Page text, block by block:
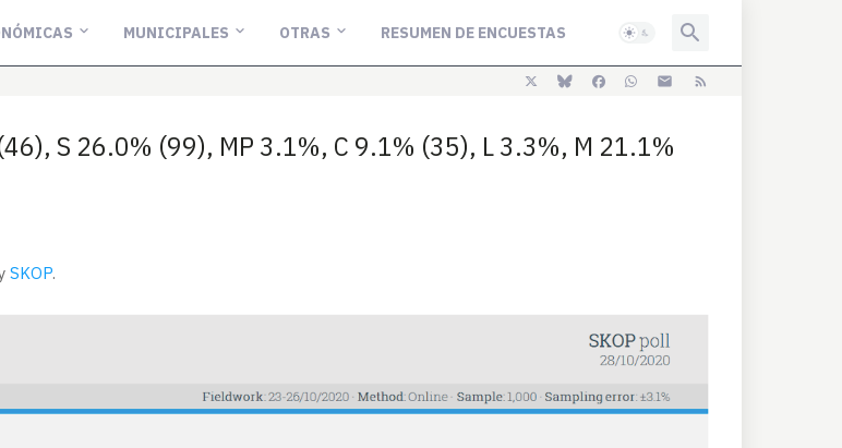
MUNICIPALES OTRAS RESUMEN DE ENCUESTAS
S 26.0% (99), MP 3.1%, C 9.1% (35), L 3.3%, M 21.1%
SKOP.